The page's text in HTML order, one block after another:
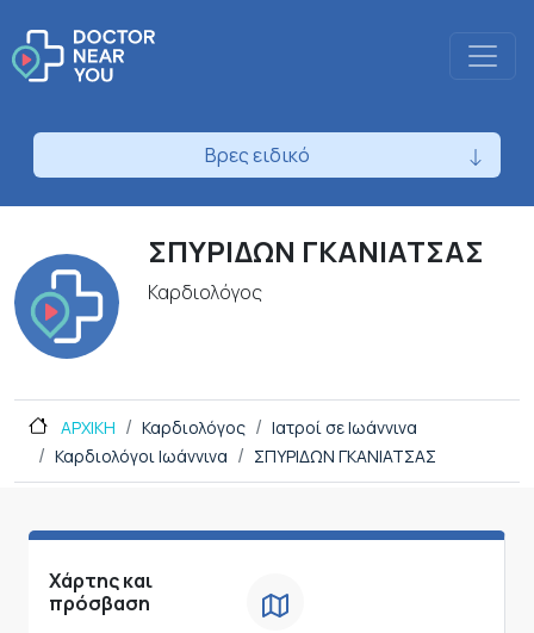
Βρες ειδικό
ΣΠΥΡΙΔΩΝ ΓΚΑΝΙΑΤΣΑΣ
Καρδιολόγος
ΑΡΧΙΚΗ Καρδιολόγος
Ιατροί σε Ιωάννινα
Καρδιολόγοι Ιωάννινα
ΣΠΥΡΙΔΩΝ ΓΚΑΝΙΑΤΣΑΣ
Χάρτης και
πρόσβαση